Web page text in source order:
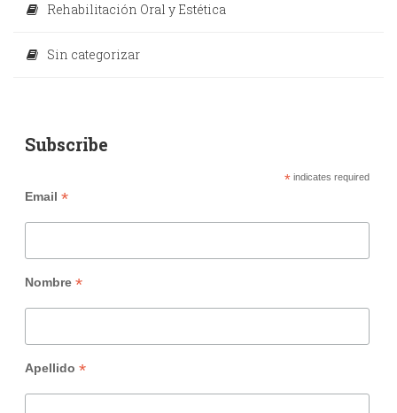
Rehabilitación Oral y Estética
Sin categorizar
Subscribe
*indicates required
Email *
Nombre *
Apellido *